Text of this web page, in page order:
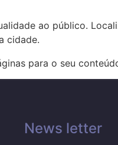
ao público.
cidade.
para o seu
News letter